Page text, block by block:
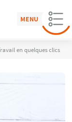
MENU
en quelques clics